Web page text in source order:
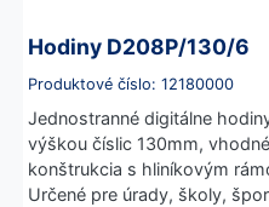
Hodiny D208P/130/6
Produktové číslo: 12180000
Jednostranné digitálne
výškou číslic 130mm,
konštrukcia s hliníkovým
Určené pre úrady, školy,